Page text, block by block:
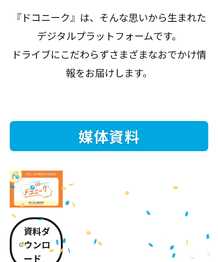
『ドコニーク』は、そんな思いから生まれた
デジタルプラットフォームです。
ドライブにこだわらずさまざまなおでかけ情
報をお届けします。
媒体資料
資料ダ
ウンロ
ード